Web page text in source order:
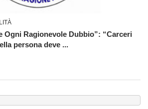
Ogni Ragionevole Dubbio”: “Carceri
persona deve ...